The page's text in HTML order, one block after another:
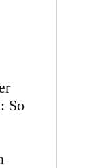
So